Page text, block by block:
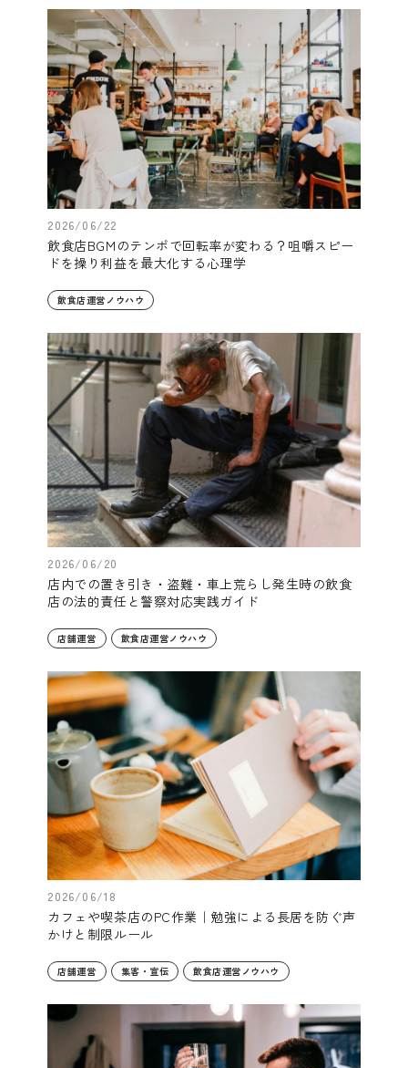
2026/06/22
飲食店BGMのテンポで回転率が変わる？咀嚼スピー
ドを操り利益を最大化する心理学
飲食店運営ノウハウ
2026/06/20
店内での置き引き・盗難・車上荒らし発生時の飲食
店の法的責任と警察対応実践ガイド
店舗運営 飲食店運営ノウハウ
2026/06/18
カフェや喫茶店のPC作業｜勉強による長居を防ぐ声
かけと制限ルール
店舗運営 集客・宣伝 飲食店運営ノウハウ